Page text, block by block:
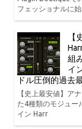
フェッショナルに
組
イ
ドル圧倒的過去
【史上最安値】ア
た4種類のモジュー
イン Harr